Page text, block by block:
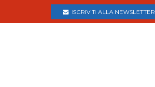
ISCRIVITI ALLA NEWSLETTER